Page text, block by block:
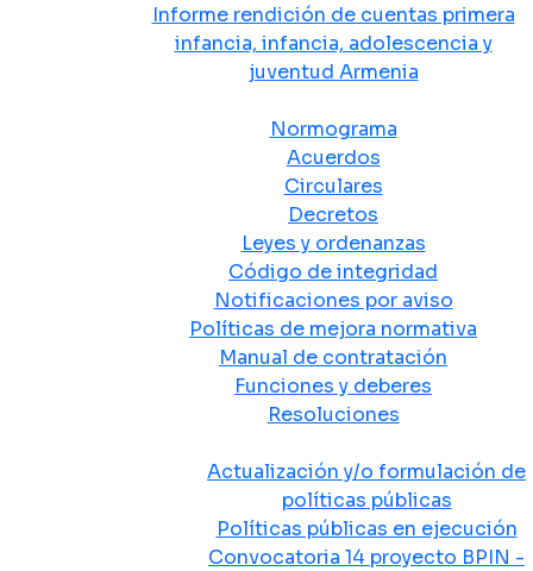
Informe rendición de cuentas primera
infancia, infancia, adolescencia y
juventud Armenia
Normograma
Acuerdos
Circulares
Decretos
Leyes y ordenanzas
Código de integridad
Notificaciones por aviso
Políticas de mejora normativa
Manual de contratación
Funciones y deberes
Resoluciones
Actualización y/o formulación de
políticas públicas
Políticas públicas en ejecución
Convocatoria 14 proyecto BPIN -